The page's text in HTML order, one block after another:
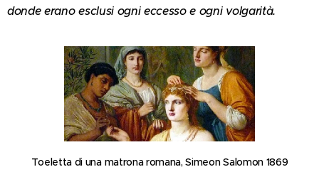
donde erano esclusi ogni eccesso e ogni volgarità.
Toeletta di una matrona romana, Simeon Salomon 1869